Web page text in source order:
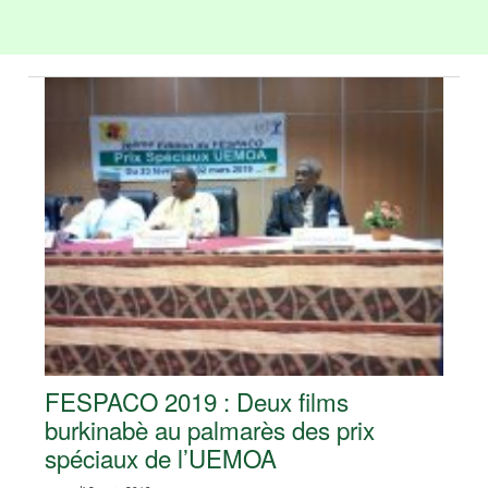
FESPACO 2019 : Deux films
burkinabè au palmarès des prix
spéciaux de l’UEMOA